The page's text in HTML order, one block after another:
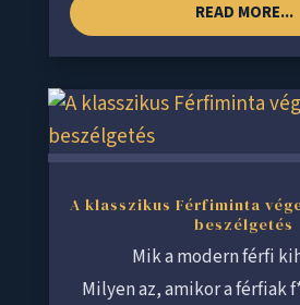
READ MORE...
A klasszikus Férfiminta
beszélgetés
Mik a modern férfi
Milyen az, amikor a férfiak